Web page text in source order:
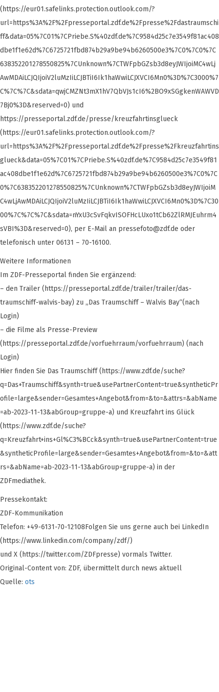
(https://eur01.safelinks.protection.outlook.com/?
url=https%3A%2F%2Fpresseportal.zdf.de%2Fpresse%2Fdastraumschi
ff&data=05%7C01%7CPriebe.S%40zdf.de%7C9584d25c7e3549f81ac408
dbe1f1e62d%7C6725721fbd874b29a9be94b6260500e3%7C0%7C0%7C
638352201278550825%7CUnknown%7CTWFpbGZsb3d8eyJWIjoiMC4wLj
AwMDAiLCJQIjoiV2luMzIiLCJBTiI6Ik1haWwiLCJXVCI6Mn0%3D%7C3000%7
C%7C%7C&sdata=qwjCMZNt3mX1hV7QbVJs1cI6%2BO9xSGgkenWAWVD
7Bj0%3D&reserved=0) und
https://presseportal.zdf.de/presse/kreuzfahrtinsglueck
(https://eur01.safelinks.protection.outlook.com/?
url=https%3A%2F%2Fpresseportal.zdf.de%2Fpresse%2Fkreuzfahrtins
glueck&data=05%7C01%7CPriebe.S%40zdf.de%7C9584d25c7e3549f81
ac408dbe1f1e62d%7C6725721fbd874b29a9be94b6260500e3%7C0%7C
0%7C638352201278550825%7CUnknown%7CTWFpbGZsb3d8eyJWIjoiM
C4wLjAwMDAiLCJQIjoiV2luMzIiLCJBTiI6Ik1haWwiLCJXVCI6Mn0%3D%7C30
00%7C%7C%7C&sdata=nYxU3cSvFqkvISOFHcLUxo1tCb62ZlRMJEuhrm4
sVBI%3D&reserved=0), per E-Mail an pressefoto@zdf.de oder
telefonisch unter 06131 – 70-16100.
Weitere Informationen
Im ZDF-Presseportal finden Sie ergänzend:
– den Trailer (https://presseportal.zdf.de/trailer/trailer/das-
traumschiff-walvis-bay) zu „Das Traumschiff – Walvis Bay“(nach
Login)
– die Filme als Presse-Preview
(https://presseportal.zdf.de/vorfuehrraum/vorfuehrraum) (nach
Login)
Hier finden Sie Das Traumschiff (https://www.zdf.de/suche?
q=Das+Traumschiff&synth=true&usePartnerContent=true&syntheticPr
ofile=large&sender=Gesamtes+Angebot&from=&to=&attrs=&abName
=ab-2023-11-13&abGroup=gruppe-a) und Kreuzfahrt ins Glück
(https://www.zdf.de/suche?
q=Kreuzfahrt+ins+Gl%C3%BCck&synth=true&usePartnerContent=true
&syntheticProfile=large&sender=Gesamtes+Angebot&from=&to=&att
rs=&abName=ab-2023-11-13&abGroup=gruppe-a) in der
ZDFmediathek.
Pressekontakt:
ZDF-Kommunikation
Telefon: +49-6131-70-12108Folgen Sie uns gerne auch bei LinkedIn
(https://www.linkedin.com/company/zdf/)
und X (https://twitter.com/ZDFpresse) vormals Twitter.
Original-Content von: ZDF, übermittelt durch news aktuell
Quelle: ots